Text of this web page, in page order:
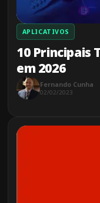
APLICATIVOS
10 Principais
em 2026
Fernando Cunha
02/02/2023